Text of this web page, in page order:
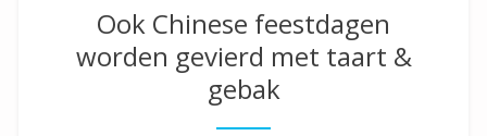
Ook Chinese feestdagen
worden gevierd met taart &
gebak